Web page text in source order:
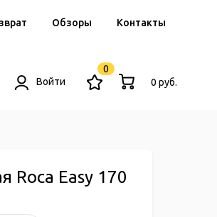
Обзоры Контакты
Войти
0
0 руб.
Roca Easy 170